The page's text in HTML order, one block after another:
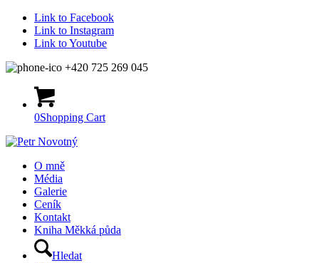
Link to Facebook
Link to Instagram
Link to Youtube
+420 725 269 045
0Shopping Cart
O mně
Média
Galerie
Ceník
Kontakt
Kniha Měkká půda
Hledat